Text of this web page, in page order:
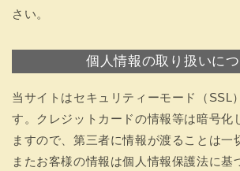
さい。
個人情報の取り扱いに
当サイトはセキュリティーモード（SSL
す。クレジットカードの情報等は暗号化
ますので、第三者に情報が渡ることは一
またお客様の情報は個人情報保護法に基